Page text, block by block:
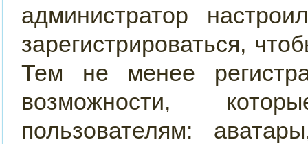
администратор
зарегистрироваться,
Тем не менее
возможности,
пользователям: